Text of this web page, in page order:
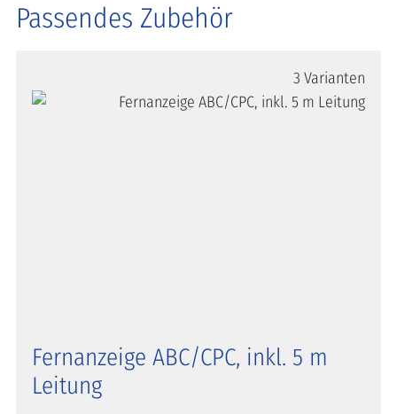
Passendes Zubehör
3 Varianten
Fernanzeige ABC/CPC, inkl. 5 m
Leitung